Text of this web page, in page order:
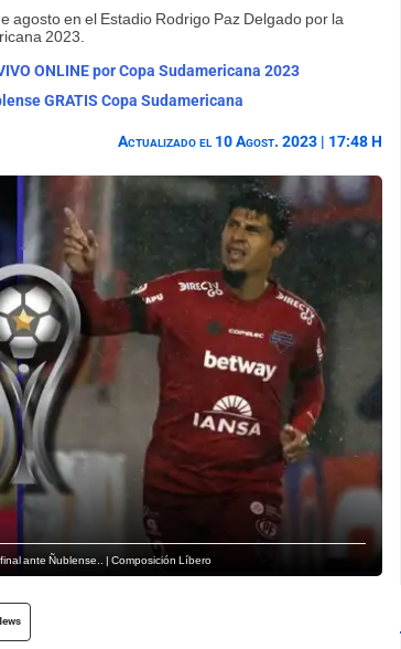
agosto en el Estadio Rodrigo Paz Delgado por la
2023.
ONLINE por Copa Sudamericana 2023
GRATIS Copa Sudamericana
Actualizado el 10 Agost. 2023 | 17:48 H
ante Ñublense.. | Composición Líbero